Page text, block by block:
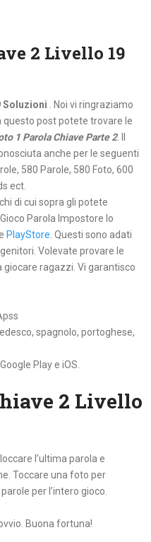
2 Livello 19
Soluzioni . Noi vi ringraziamo
questo post potete trovare le
1 Parola Chiave Parte 2. Il
anche per le seguenti
580 Parole, 580 Foto, 600
ect.
di cui sopra gli potete
Parola Impostore lo
PlayStore. Questi sono adati
Volevate provare le
ragazzi. Vi garantisco
spagnolo, portoghese,
Play e iOS.
2 Livello
l’ultima parola e
Toccare una foto per
per l’intero gioco.
Buona fortuna!